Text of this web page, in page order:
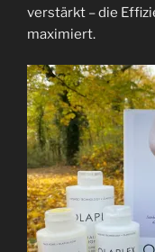
verstärkt – die
maximiert.